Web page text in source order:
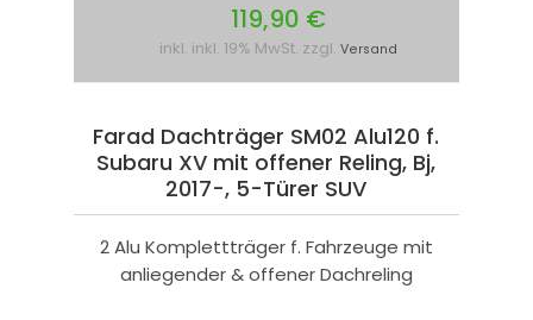
119,90 €
inkl. inkl. 19% MwSt. zzgl. Versand
Farad Dachträger SM02 Alu120 f.
Subaru XV mit offener Reling, Bj,
2017-, 5-Türer SUV
2 Alu Komplettträger f. Fahrzeuge mit
anliegender & offener Dachreling